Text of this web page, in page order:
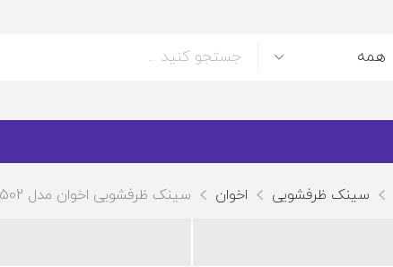
سینک ظرفشویی اخوان سینک ظرفشویی اخوان مدل 502 روکار